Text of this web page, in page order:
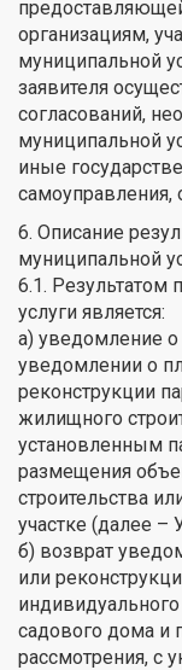
организациям,
муниципальной
заявителя
согласований,
муниципальной
иные
самоуправления,
6. Описание
муниципальной
6.1. Результатом
услуги является:
а) уведомление о
уведомлении о
реконструкции
жилищного
установленным
размещения
строительства
участке (далее –
б) возврат
или
садового дома и
рассмотрения, с